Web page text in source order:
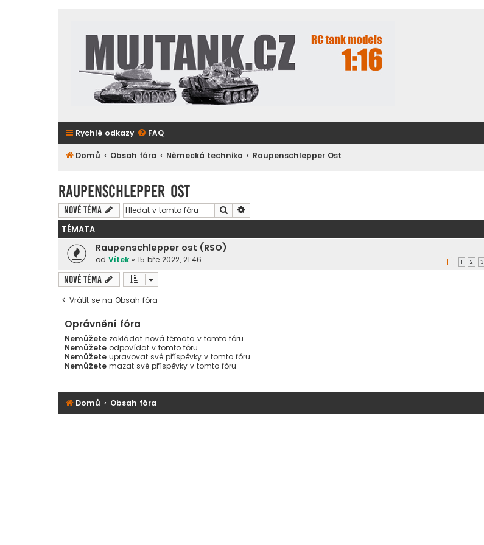
Rychlé odkazy FAQ
Domů Obsah fóra Německá technika Raupenschlepper Ost
Raupenschlepper Ost
Nové téma Hledat
TÉMATA
Raupenschlepper ost (RSO)
od Vítek » 15 bře 2022, 21:46 1 2 3
Nové téma
Vrátit se na Obsah fóra
Oprávnění fóra
Nemůžete zakládat nová témata v tomto fóru
Nemůžete odpovídat v tomto fóru
Nemůžete upravovat své příspěvky v tomto fóru
Nemůžete mazat své příspěvky v tomto fóru
Domů Obsah fóra